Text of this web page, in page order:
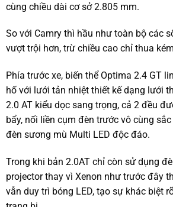
cùng chiều dài cơ sở 2.805 mm.
So với Camry thì hầu như toàn bộ các
vượt trội hơn, trừ chiều cao chỉ thua
Phía trước xe, biến thể Optima 2.4 GT
hố với lưới tản nhiệt thiết kế dạng lưới
2.0 AT kiểu dọc sang trọng, cả 2 đều
bẩy, nối liền cụm đèn trước vô cùng
đèn sương mù Multi LED độc đáo.
Trong khi bản 2.0AT chỉ còn sử dụng
projector thay vì Xenon như trước đây
vẫn duy trì bóng LED, tạo sự khác biệt